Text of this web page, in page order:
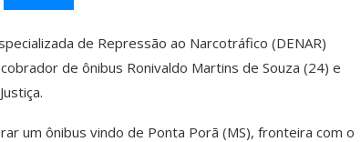
de Repressão ao Narcotráfico (DENAR)
de ônibus Ronivaldo Martins de Souza (24) e
um ônibus vindo de Ponta Porã (MS), fronteira com o